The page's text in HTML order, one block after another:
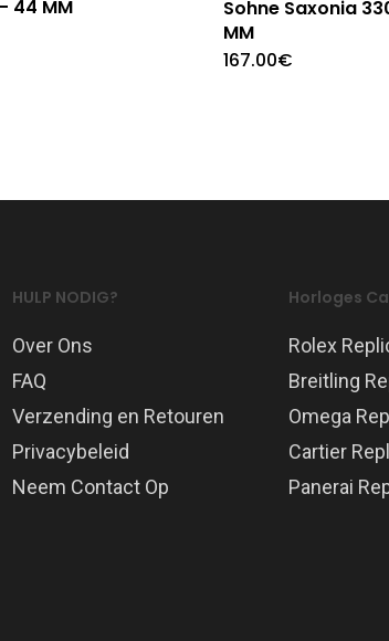
44 MM
Sohne Saxonia
MM
167.00€
HULP NODIG?
Over Ons
FAQ
Verzending en Retouren
Privacybeleid
Neem Contact Op
Horloges
Rolex
Breitling
Omega
Cartier
Panerai